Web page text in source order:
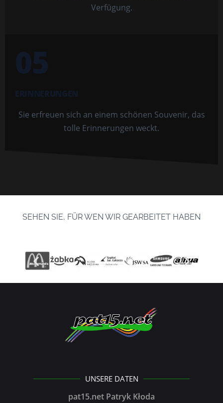
Verfügung.
05
ERINNERUNGEN
Sie erfreuen sich an einem schönen Souvenir, das
tolle Erinnerungen weckt.
SEHEN SIE, FÜR WEN WIR GEARBEITET HABEN
UNSERE DATEN
pat15.net Patryk Kłoda